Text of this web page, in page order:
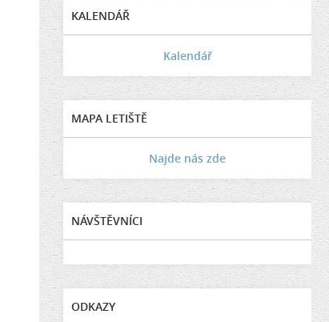
KALENDÁŘ
Kalendář
MAPA LETIŠTĚ
Najde nás zde
NÁVŠTĚVNÍCI
ODKAZY